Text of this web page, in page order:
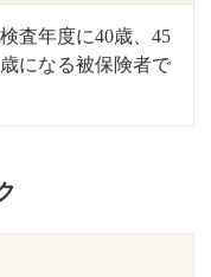
査年度に40歳、45
になる被保険者で